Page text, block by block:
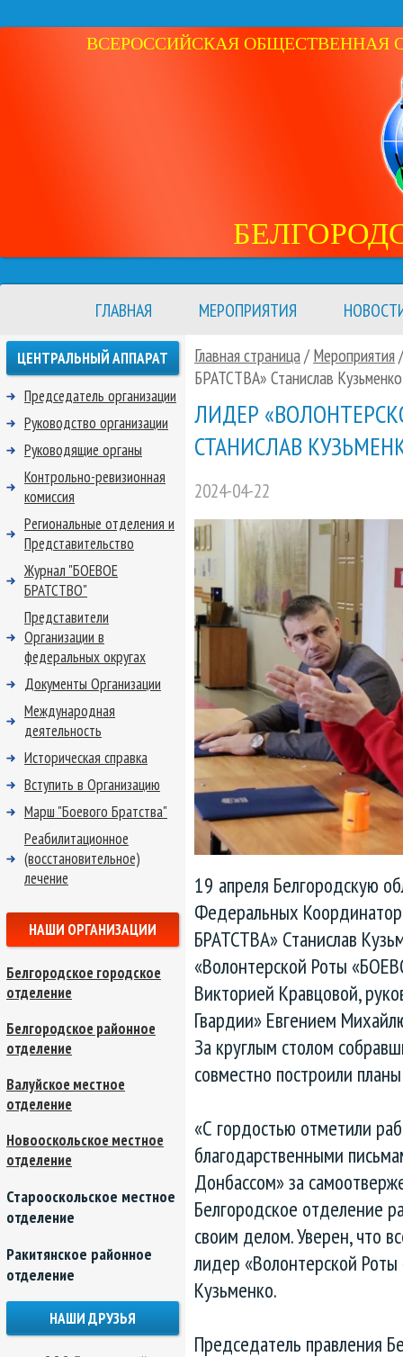
ВСЕРОССИЙСКАЯ ОБЩЕСТВЕННАЯ
ГЛАВНАЯ МЕРОПРИЯТИЯ
Главная страница/ Мероприятия
БРАТСТВА» Станислав
ЛИДЕР
СТАНИСЛАВ
2024-04-22
19 апреля Белгородскую
Федеральных
БРАТСТВА» Станислав
«Волонтерской Роты
Викторией Кравцовой,
Гвардии» Евгением
За круглым столом
совместно построили
«С гордостью отметили
благодарственными
Донбассом» за
Белгородское отделение
своим делом. Уверен, что
лидер «Волонтерской
Кузьменко.
Председатель правления
ЦЕНТРАЛЬНЫЙ АППАРАТ
Председатель организации
Руководство организации
Руководящие органы
Контрольно-ревизионная
комиссия
Региональные отделения и
Представительство
Журнал "БОЕВОЕ
БРАТСТВО"
Представители
Организации в
федеральных округах
Документы Организации
Международная
деятельность
Историческая справка
Вступить в Организацию
Марш "Боевого Братства"
Реабилитационное
(восстановительное)
лечение
НАШИ ОРГАНИЗАЦИИ
Белгородское городское
отделение
Белгородское районное
отделение
Валуйское местное
отделение
Новооскольское местное
отделение
Старооскольское местное
отделение
Ракитянское районное
отделение
НАШИ ДРУЗЬЯ